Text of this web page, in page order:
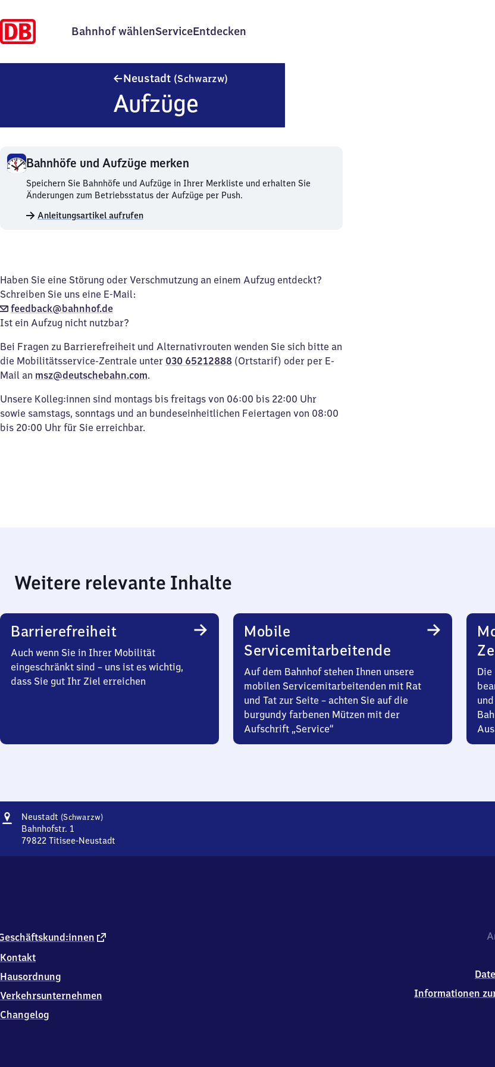
Bahnhof wählenServiceEntdecken
Neustadt (Schwarzw)
Aufzüge
Bahnhöfe und Aufzüge merken
Bahnhöfe
und
merken.
Speichern Sie Bahnhöfe und Aufzüge in Ihrer Merkliste und erhalten Sie
Änderungen zum Betriebsstatus der Aufzüge per Push.
Anleitungsartikel aufrufen
Haben Sie eine Störung oder Verschmutzung an einem Aufzug entdeckt?
Schreiben Sie uns eine E-Mail:
feedback@bahnhof.de
Ist ein Aufzug nicht nutzbar?
Bei Fragen zu Barrierefreiheit und Alternativrouten wenden Sie sich bitte an
die Mobilitätsservice-Zentrale unter 030 65212888 (Ortstarif) oder per E-
Mail an msz@deutschebahn.com.
Unsere Kolleg:innen sind montags bis freitags von 06:00 bis 22:00 Uhr
sowie samstags, sonntags und an bundeseinheitlichen Feiertagen von 08:00
bis 20:00 Uhr für Sie erreichbar.
Weitere relevante Inhalte
Barrierefreiheit
Auch wenn Sie in Ihrer Mobilität
eingeschränkt sind – uns ist es wichtig,
dass Sie gut Ihr Ziel erreichen
Mobile
Servicemitarbeitende
Auf dem Bahnhof stehen Ihnen unsere
mobilen Servicemitarbeitenden mit Rat
und Tat zur Seite – achten Sie auf die
burgundy farbenen Mützen mit der
Aufschrift „Service“
Adresse
Neustadt (Schwarzw)Neustadt
Bahnhofstr. 1
79822 Titisee-Neustadt
2
Titisee-
Neustadt
externer
Kontakt
Hausordnung
Verkehrsunternehmen
Changelog
Informationen